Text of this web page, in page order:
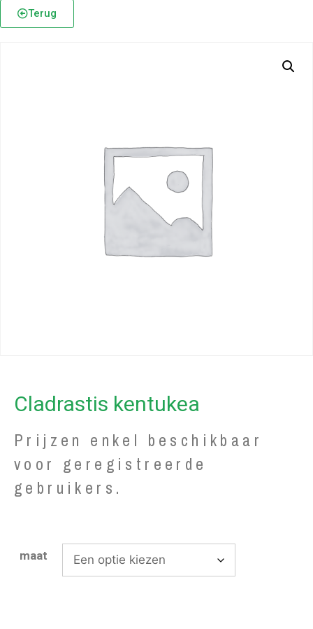
Terug
Cladrastis kentukea
Prijzen enkel beschikbaar
voor geregistreerde
gebruikers.
maat